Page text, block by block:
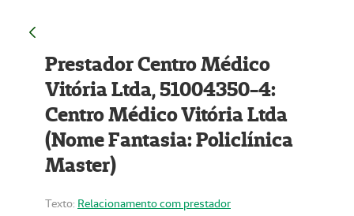
Prestador Centro Médico
Vitória Ltda, 51004350-4:
Centro Médico Vitória Ltda
(Nome Fantasia: Policlínica
Master)
Texto: Relacionamento com prestador